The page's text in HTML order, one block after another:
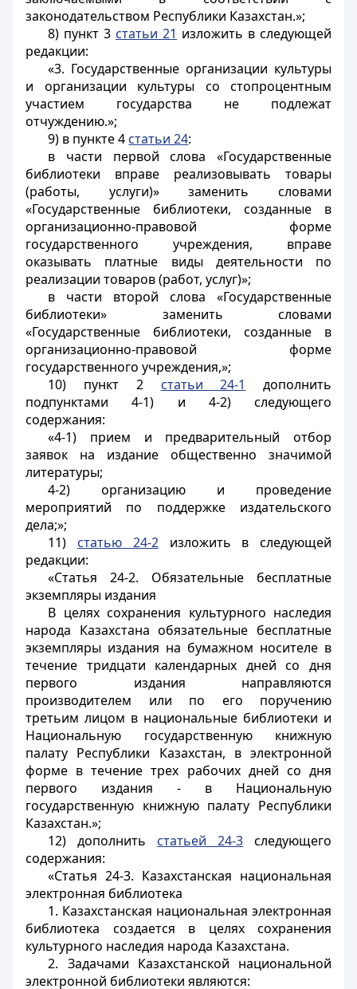
законодательством Республики Казахстан.»;
8) пункт 3 статьи 21 изложить в следующей
редакции:
«3. Государственные организации культуры
и организации культуры со стопроцентным
участием государства не подлежат
отчуждению.»;
9) в пункте 4 статьи 24:
в части первой слова «Государственные
библиотеки вправе реализовывать товары
(работы, услуги)» заменить словами
«Государственные библиотеки, созданные в
организационно-правовой форме
государственного учреждения, вправе
оказывать платные виды деятельности по
реализации товаров (работ, услуг)»;
в части второй слова «Государственные
библиотеки» заменить словами
«Государственные библиотеки, созданные в
организационно-правовой форме
государственного учреждения,»;
10) пункт 2 статьи 24-1
дополнить
подпунктами 4-1) и 4-2) следующего
содержания:
«4-1) прием и предварительный отбор
заявок на издание общественно значимой
литературы;
4-2) организацию и проведение
мероприятий по поддержке издательского
дела;»;
11) статью 24-2изложить в следующей
редакции:
«Статья 24-2. Обязательные бесплатные
экземпляры издания
В целях сохранения культурного наследия
народа Казахстана обязательные бесплатные
экземпляры издания на бумажном носителе в
течение тридцати календарных дней со дня
первого издания направляются
производителем или по его поручению
третьим лицом в национальные библиотеки и
Национальную государственную книжную
палату Республики Казахстан, в электронной
форме в течение трех рабочих дней со дня
первого издания - в Национальную
государственную книжную палату Республики
Казахстан.»;
12) дополнить статьей 24-3 следующего
содержания:
«Статья 24-3. Казахстанская национальная
электронная библиотека
1. Казахстанская национальная электронная
библиотека создается в целях сохранения
культурного наследия народа Казахстана.
2. Задачами Казахстанской национальной
электронной библиотеки являются: